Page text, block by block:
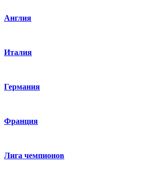
Англия
Италия
Германия
Франция
Лига чемпионов